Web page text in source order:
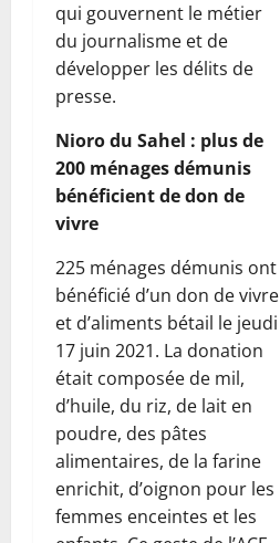
qui gouvernent le métier
du journalisme et de
développer les délits de
presse.
Nioro du Sahel : plus de
200 ménages démunis
bénéficient de don de
vivre
225 ménages démunis ont
bénéficié d’un don de vivre
et d’aliments bétail le jeudi
17 juin 2021. La donation
était composée de mil,
d’huile, du riz, de lait en
poudre, des pâtes
alimentaires, de la farine
enrichit, d’oignon pour les
femmes enceintes et les